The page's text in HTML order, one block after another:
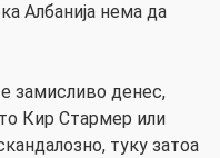
Албанија нема да
замисливо денес,
Кир Стармер или
туку затоа